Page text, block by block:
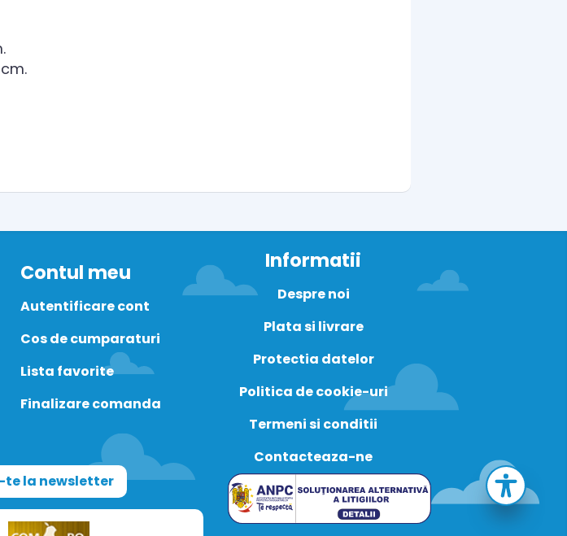
Contul meu
Autentificare cont
Cos de cumparaturi
Lista favorite
Finalizare comanda
te la newsletter
Informatii
Despre noi
Plata si livrare
Protectia datelor
Politica de cookie-uri
Termeni si conditii
Contacteaza-ne